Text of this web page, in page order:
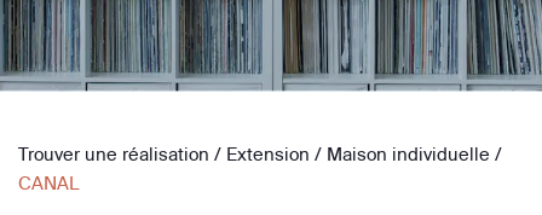
Trouver une réalisation / Extension / Maison individuelle /
CANAL